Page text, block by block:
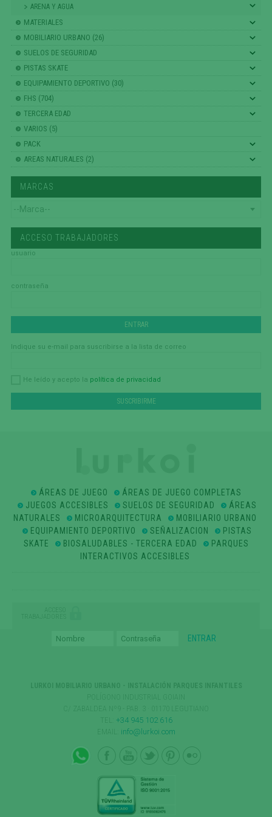
ARENA Y AGUA
MATERIALES
MOBILIARIO URBANO (26)
SUELOS DE SEGURIDAD
PISTAS SKATE
EQUIPAMIENTO DEPORTIVO (30)
FHS (704)
TERCERA EDAD
VARIOS (5)
PACK
AREAS NATURALES (2)
MARCAS
ACCESO TRABAJADORES
usuario
contraseña
Indique su e-mail para suscribirse a la lista de correo
He leído y acepto la política de privacidad
ÁREAS DE JUEGO
ÁREAS DE JUEGO COMPLETAS
JUEGOS ACCESIBLES
SUELOS DE SEGURIDAD
ÁREAS
NATURALES
MICROARQUITECTURA
MOBILIARIO URBANO
EQUIPAMIENTO DEPORTIVO
SEÑALIZACION
PISTAS
SKATE
BIOSALUDABLES - TERCERA EDAD
PARQUES
INTERACTIVOS ACCESIBLES
ACCESO
TRABAJADORES
+34 945 102 616
info@lurkoi.com